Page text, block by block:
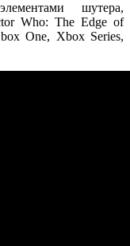
шутера,
Who: The Edge of
One, Xbox Series,